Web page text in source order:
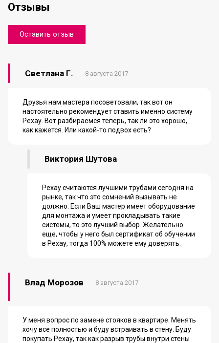
Отзывы
Оставить отзыв
Светлана Г. 8 августа 2017
Друзья нам мастера посоветовали, так вот он
настоятельно рекомендует ставить именно систему
Рехау. Вот разбираемся теперь, так ли это хорошо,
как кажется. Или какой-то подвох есть?
Виктория Шутова
Рехау считаются лучшими трубами сегодня на
рынке, так что это сомнений вызывать не
должно. Если Ваш мастер имеет оборудование
для монтажа и умеет прокладывать такие
системы, то это лучший выбор. Желательно
еще, чтобы у него был сертификат об обучении
в Рехау, тогда 100% можете ему доверять.
Влад Морозов 8 августа 2017
У меня вопрос по замене стояков в квартире. Менять
хочу все полностью и буду встраивать в стену. Буду
покупать Рехау, так как разрыв трубы внутри стены